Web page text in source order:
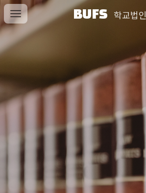
BUFS 학교법인